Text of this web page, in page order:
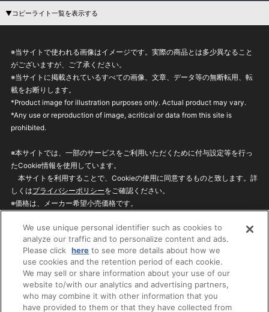
▼コピーライト一覧を表示する
※当サイトで使われる画像はイメージです。実際の商品とは多少異なること
がございますが、ご了承ください。
※当サイトに掲載されているすべての画像、文章、データ等の無断転用、転
載をお断りします。
*Product image for illustration purposes only. Actual product may vary.
*Any use or reproduction of image, acritical or data from this site is
prohibited.
※本サイトでは、一部のサービスをご利用いただくために付与設定等を行っ
たCookie情報を使用しています。
本サイトを利用することで、Cookieの使用に同意するものと致します。詳
しくはプライバシーポリシーをご確認ください。
※価格は、メーカー希望小売価格です。
ざいますのでご了承ください。
privacypolicy
Do Not Sell or Share My
Personal Information
ウェブサイトご利用条件
ソーシャルメディアポリシー
個人情報保護方針
お問い合わせ
We use unique personal identifier such as cookies to
analyze our traffic and to personalize content and ads.
Please click here to see more details about how we
use cookies and the retention period of each cookie.
We may sell or share information about your use of our
website to/with our analytics and advertising partners,
who may combine it with other information that you
have provided to them or that they have collected from